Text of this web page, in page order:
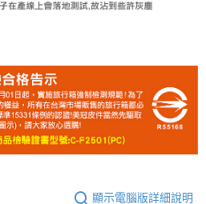
顯示電腦版詳細說明